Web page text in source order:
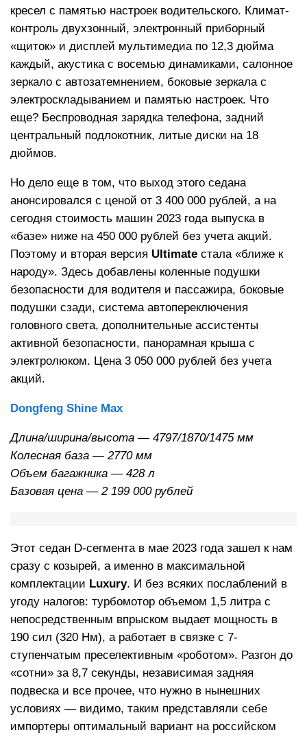
кресел с памятью настроек водительского. Климат-
контроль двухзонный, электронный приборный
«щиток» и дисплей мультимедиа по 12,3 дюйма
каждый, акустика с восемью динамиками, салонное
зеркало с автозатемнением, боковые зеркала с
электроскладыванием и памятью настроек. Что
еще? Беспроводная зарядка телефона, задний
центральный подлокотник, литые диски на 18
дюймов.
Но дело еще в том, что выход этого седана
анонсировался с ценой от 3 400 000 рублей, а на
сегодня стоимость машин 2023 года выпуска в
«базе» ниже на 450 000 рублей без учета акций.
Поэтому и вторая версия Ultimate стала «ближе к
народу». Здесь добавлены коленные подушки
безопасности для водителя и пассажира, боковые
подушки сзади, система автопереключения
головного света, дополнительные ассистенты
активной безопасности, панорамная крыша с
электролюком. Цена 3 050 000 рублей без учета
акций.
Dongfeng Shine Max
Длина/ширина/высота — 4797/1870/1475 мм
Колесная база — 2770 мм
Объем багажника — 428 л
Базовая цена — 2 199 000 рублей
Этот седан D-сегмента в мае 2023 года зашел к нам
сразу с козырей, а именно в максимальной
комплектации Luxury. И без всяких послаблений в
угоду налогов: турбомотор объемом 1,5 литра с
непосредственным впрыском выдает мощность в
190 сил (320 Нм), а работает в связке с 7-
ступенчатым преселективным «роботом». Разгон до
«сотни» за 8,7 секунды, независимая задняя
подвеска и все прочее, что нужно в нынешних
условиях — видимо, таким представляли себе
импортеры оптимальный вариант на российском